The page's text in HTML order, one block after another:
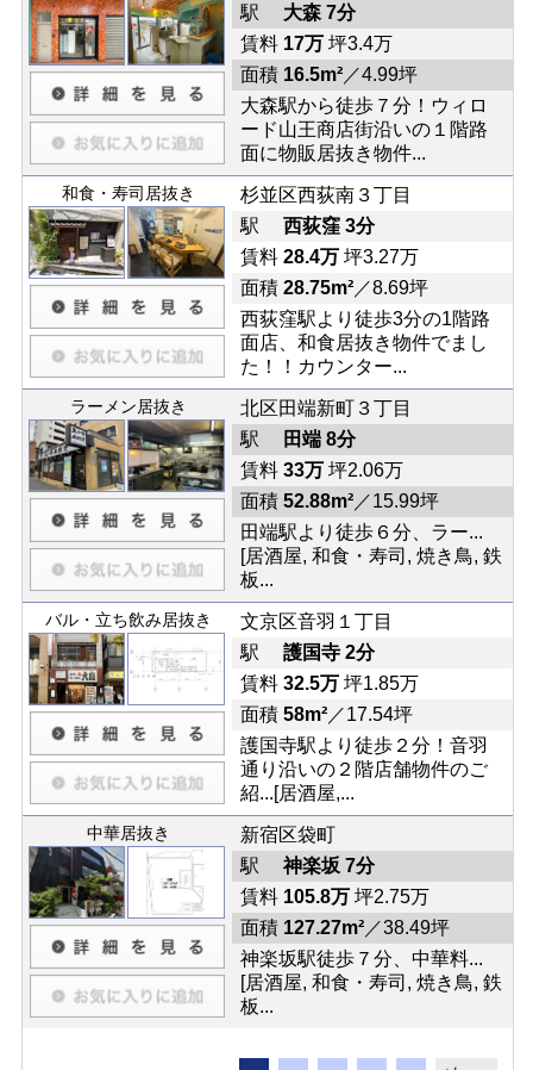
駅 大森 7分
賃料 17万坪3.4万
面積 16.5m²／4.99坪
大森駅から徒歩７分！ウィロ
ード山王商店街沿いの１階路
面に物販居抜き物件...
和食・寿司居抜き
杉並区西荻南３丁目
駅 西荻窪 3分
賃料 28.4万坪3.27万
面積 28.75m²／8.69坪
西荻窪駅より徒歩3分の1階路
面店、和食居抜き物件でまし
た！！カウンター...
ラーメン居抜き
北区田端新町３丁目
駅
田端 8分
賃料 33万坪2.06万
面積 52.88m²／15.99坪
田端駅より徒歩６分、ラー...
[居酒屋, 和食・寿司, 焼き鳥, 鉄
板...
バル・立ち飲み居抜き
文京区音羽１丁目
駅 護国寺 2分
賃料 32.5万坪1.85万
面積 58m²／17.54坪
護国寺駅より徒歩２分！音羽
通り沿いの２階店舗物件のご
紹...[居酒屋,...
中華居抜き
新宿区袋町
駅 神楽坂 7分
賃料 105.8万坪2.75万
面積 127.27m²／38.49坪
神楽坂駅徒歩７分、中華料...
[居酒屋, 和食・寿司, 焼き鳥, 鉄
板...